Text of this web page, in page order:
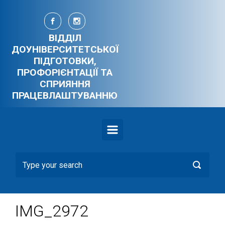
Skip to main content
ВІДДІЛ
ДОУНІВЕРСИТЕТСЬКОЇ
ПІДГОТОВКИ,
ПРОФОРІЄНТАЦІЇ ТА
СПРИЯННЯ
ПРАЦЕВЛАШТУВАННЮ
IMG_2972